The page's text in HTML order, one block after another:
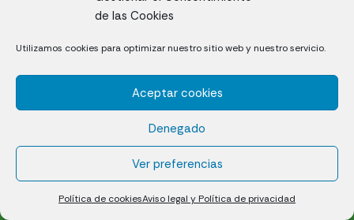
de las Cookies
Utilizamos cookies para optimizar nuestro sitio web y nuestro servicio.
Aceptar cookies
Denegado
Ver preferencias
Política de cookiesAviso legal y Política de privacidad
Cáceres
Césped natural en tepes
Política de cookies (UE)
Aviso legal y Política de privacidad
¿Quiénes somos?
Contacto